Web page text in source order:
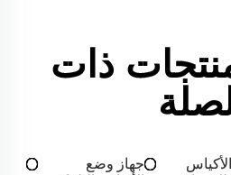
ذات
جهاز وضع